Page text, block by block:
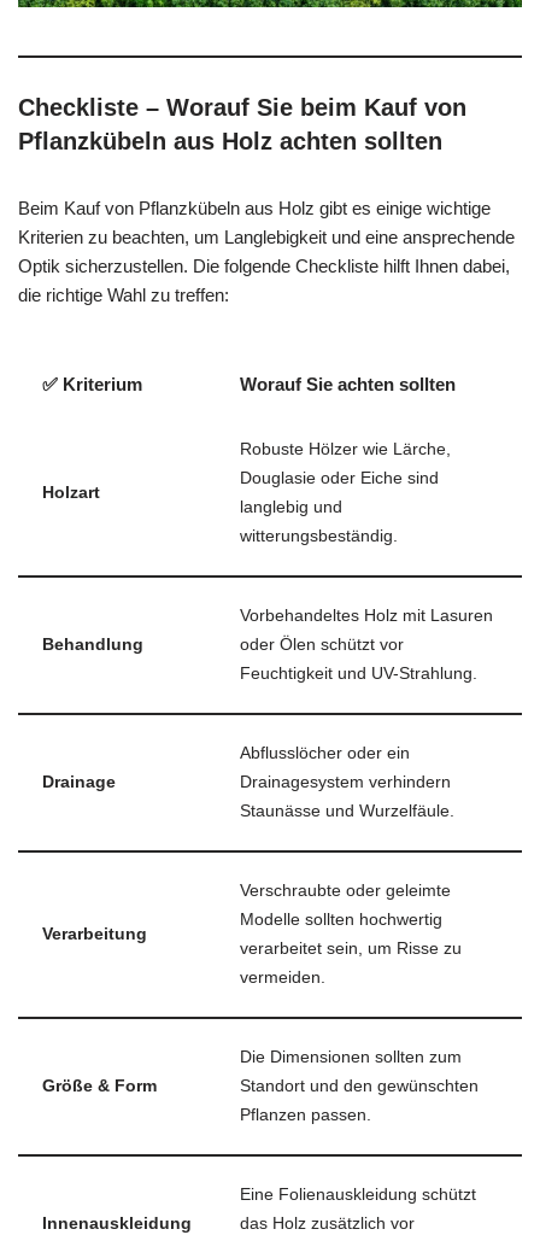
Checkliste – Worauf Sie beim Kauf von
Pflanzkübeln aus Holz achten sollten
Beim Kauf von Pflanzkübeln aus Holz gibt es einige wichtige
Kriterien zu beachten, um Langlebigkeit und eine ansprechende
Optik sicherzustellen. Die folgende Checkliste hilft Ihnen dabei,
die richtige Wahl zu treffen:
✅ Kriterium Worauf Sie achten sollten
Holzart
Robuste Hölzer wie Lärche,
Douglasie oder Eiche sind
langlebig und
witterungsbeständig.
Behandlung
Vorbehandeltes Holz mit Lasuren
oder Ölen schützt vor
Feuchtigkeit und UV-Strahlung.
Drainage
Abflusslöcher oder ein
Drainagesystem verhindern
Staunässe und Wurzelfäule.
Verarbeitung
Verschraubte oder geleimte
Modelle sollten hochwertig
verarbeitet sein, um Risse zu
vermeiden.
Größe & Form
Die Dimensionen sollten zum
Standort und den gewünschten
Pflanzen passen.
Innenauskleidung
Eine Folienauskleidung schützt
das Holz zusätzlich vor